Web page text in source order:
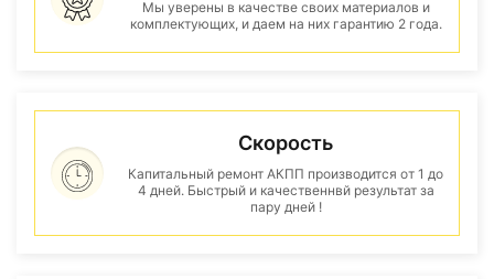
Мы уверены в качестве своих материалов и
комплектующих, и даем на них гарантию 2 года.
Скорость
Капитальный ремонт АКПП производится от 1 до
4 дней. Быстрый и качественнвй результат за
пару дней !